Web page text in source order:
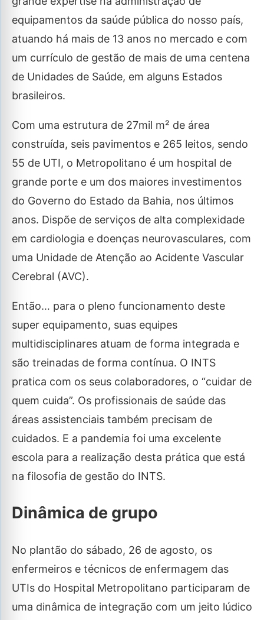
equipamentos da saúde pública do nosso país,
atuando há mais de 13 anos no mercado e com
um currículo de gestão de mais de uma centena
de Unidades de Saúde, em alguns Estados
brasileiros.
Com uma estrutura de 27mil m² de área
construída, seis pavimentos e 265 leitos, sendo
55 de UTI, o Metropolitano é um hospital de
grande porte e um dos maiores investimentos
do Governo do Estado da Bahia, nos últimos
anos. Dispõe de serviços de alta complexidade
em cardiologia e doenças neurovasculares, com
uma Unidade de Atenção ao Acidente Vascular
Cerebral (AVC).
Então… para o pleno funcionamento deste
super equipamento, suas equipes
multidisciplinares atuam de forma integrada e
são treinadas de forma contínua. O INTS
pratica com os seus colaboradores, o “cuidar de
quem cuida”. Os profissionais de saúde das
áreas assistenciais também precisam de
cuidados. E a pandemia foi uma excelente
escola para a realização desta prática que está
na filosofia de gestão do INTS.
Dinâmica de grupo
No plantão do sábado, 26 de agosto, os
enfermeiros e técnicos de enfermagem das
UTIs do Hospital Metropolitano participaram de
uma dinâmica de integração com um jeito lúdico